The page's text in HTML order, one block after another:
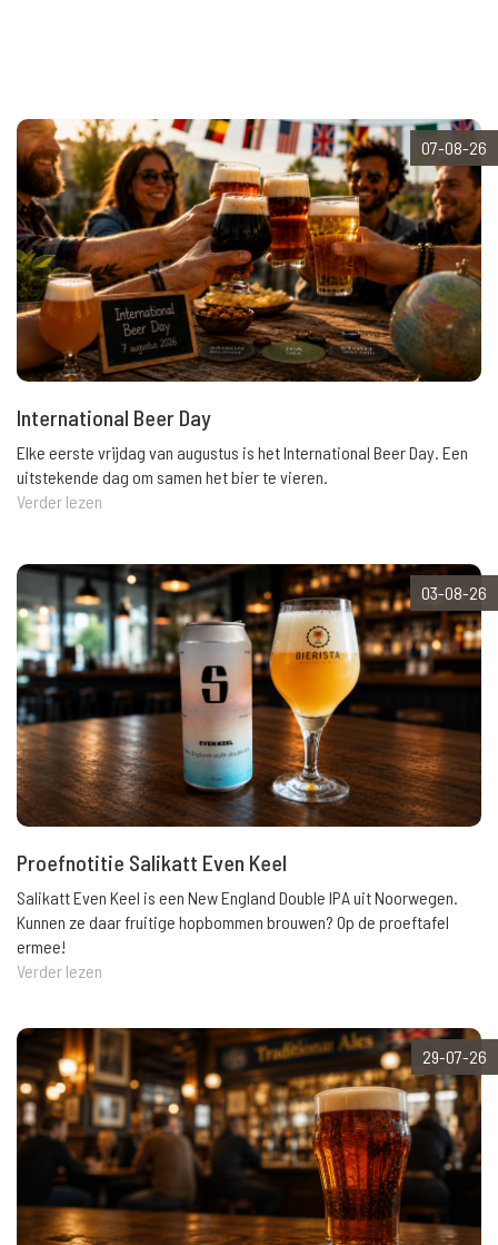
07-08-26
International Beer Day
Elke eerste vrijdag van augustus is het International Beer Day. Een
uitstekende dag om samen het bier te vieren.
Verder lezen
03-08-26
Proefnotitie Salikatt Even Keel
Salikatt Even Keel is een New England Double IPA uit Noorwegen.
Kunnen ze daar fruitige hopbommen brouwen? Op de proeftafel
ermee!
Verder lezen
29-07-26